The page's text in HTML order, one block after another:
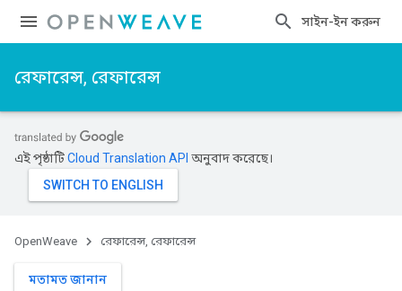
সাইন-ইন করুন
রেফারেন্স, রেফারেন্স
এই পৃষ্ঠাটিCloud Translation API অনুবাদ করেছে।
OpenWeave রেফারেন্স, রেফারেন্স
মতামত জানান